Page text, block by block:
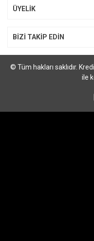
ÜYELİK
BİZİ TAKİP EDİN
© Tüm hakları saklıdır.
ile